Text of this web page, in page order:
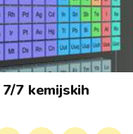
7 kemijskih